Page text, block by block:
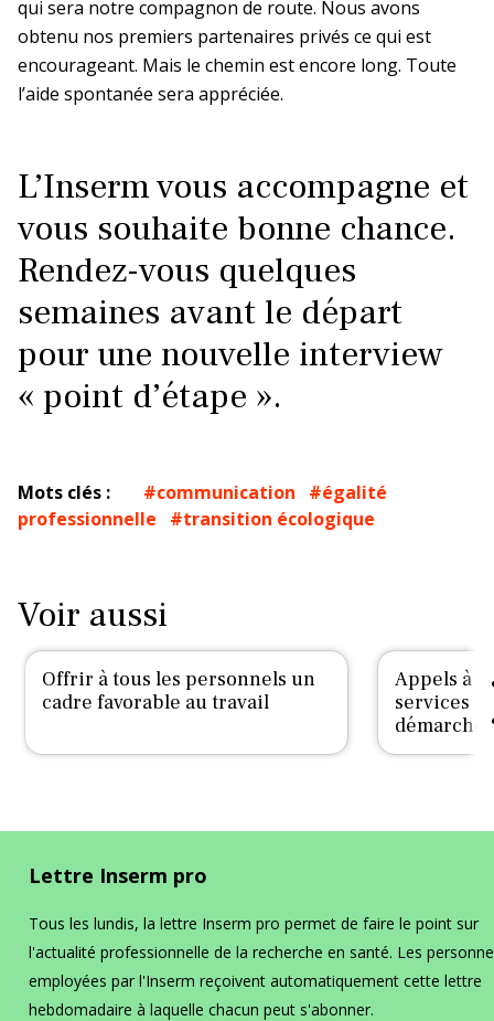
qui sera notre compagnon de route. Nous avons
obtenu nos premiers partenaires privés ce qui est
encourageant. Mais le chemin est encore long. Toute
l’aide spontanée sera appréciée.
L’Inserm vous accompagne et
vous souhaite bonne chance.
Rendez-vous quelques
semaines avant le départ
pour une nouvelle interview
« point d’étape ».
Mots clés : communication
égalité
professionnelle
transition écologique
Voir aussi
Offrir à tous les personnels un
cadre favorable au travail
Appels à
services
démarches
Lettre Inserm pro
Tous les lundis, la lettre Inserm pro permet de faire le point sur
l'actualité professionnelle de la recherche en santé. Les
employées par l'Inserm reçoivent automatiquement cette lettre
hebdomadaire à laquelle chacun peut s'abonner.